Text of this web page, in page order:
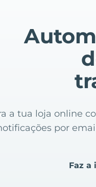
a tua loja online
por
Faz a